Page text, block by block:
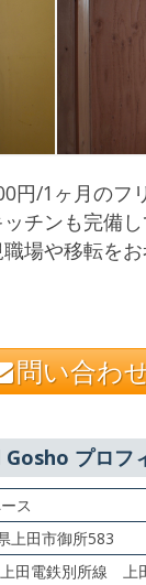
/1ヶ月のフ
チンも完備
場や移転を
問い合わ
プロフ
ス
上田市御所583
上田電鉄別所線 上